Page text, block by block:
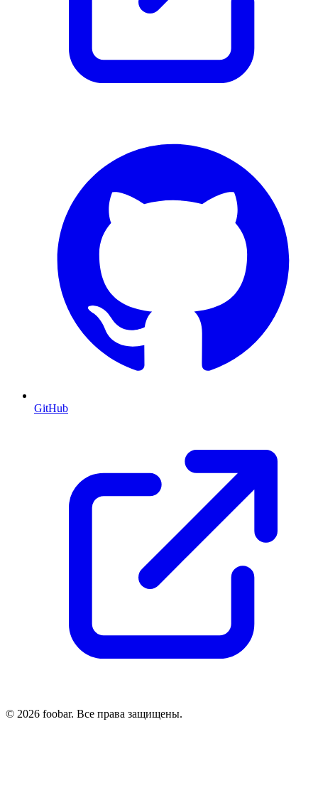
GitHub
© 2026 foobar. Все права защищены.